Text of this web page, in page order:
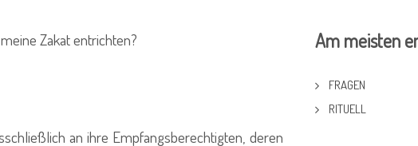
Zakat entrichten?
an ihre Empfangsberechtigten, deren
Am meisten
FRAGEN
RITUELL